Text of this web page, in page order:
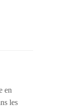
en
les